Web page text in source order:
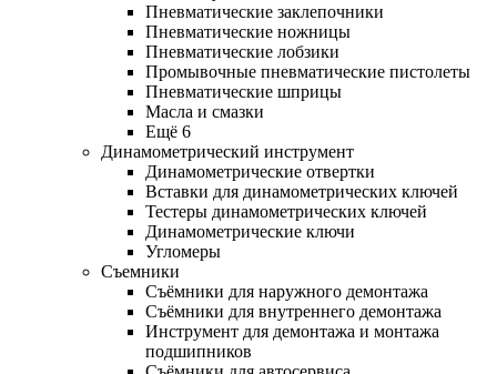
Пневматические заклепочники
Пневматические ножницы
Пневматические лобзики
Промывочные пневматические пистолеты
Пневматические шприцы
Масла и смазки
Ещё 6
Динамометрический инструмент
Динамометрические отвертки
Вставки для динамометрических ключей
Тестеры динамометрических ключей
Динамометрические ключи
Угломеры
Съемники
Съёмники для наружного демонтажа
Съёмники для внутреннего демонтажа
Инструмент для демонтажа и монтажа
подшипников